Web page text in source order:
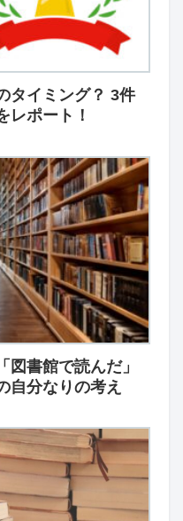
タイミング？ 3件
レポート！
図書館で読んだ」
自分なりの考え